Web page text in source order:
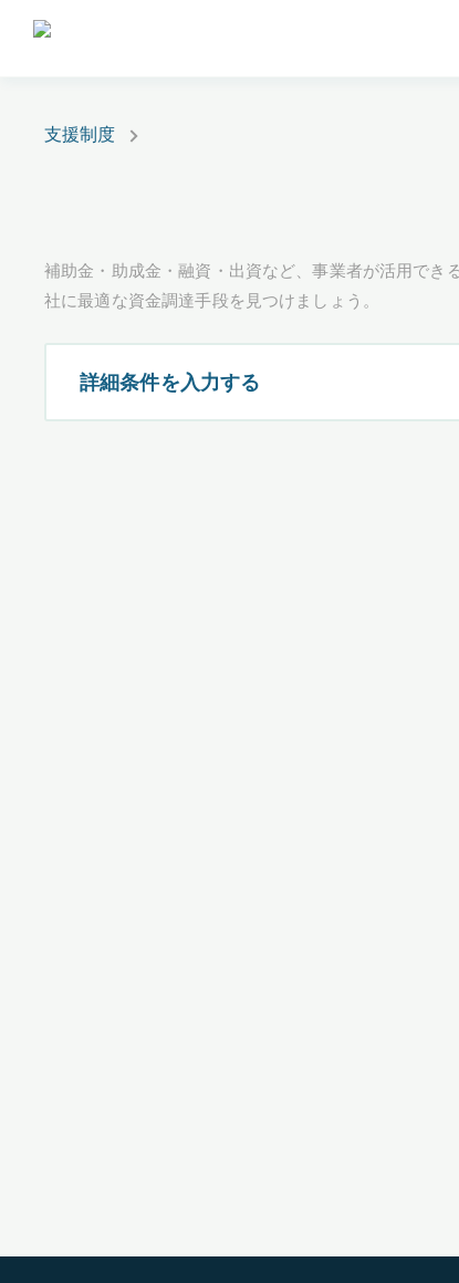
支援制度
補助金・助成金・融資・出資など、事業者が活用でき
社に最適な資金調達手段を見つけましょう。
詳細条件を入力する